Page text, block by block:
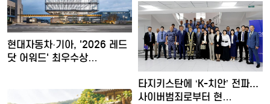
현대자동차·기아, '2026 레드
닷 어워드' 최우수상…
타지키스탄에 ‘K-치안’ 전파...
사이버범죄로부터 현…